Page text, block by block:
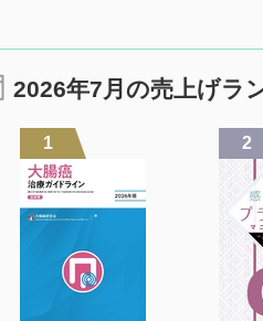
2026年7月の売上げラ
1 2